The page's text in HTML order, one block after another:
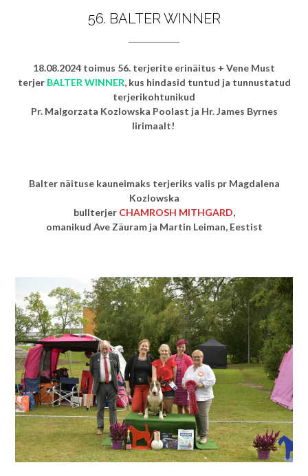
56. BALTER WINNER
18.08.2024 toimus 56. terjerite erinäitus + Vene Must
terjer BALTER WINNER, kus hindasid tuntud ja tunnustatud
terjerikohtunikud
Pr. Malgorzata Kozlowska Poolast ja Hr. James Byrnes
Iirimaalt!
Balter näituse kauneimaks terjeriks valis pr Magdalena
Kozlowska
bullterjer CHAMROSH MITHGARD,
omanikud Ave Zäuram ja Martin Leiman, Eestist